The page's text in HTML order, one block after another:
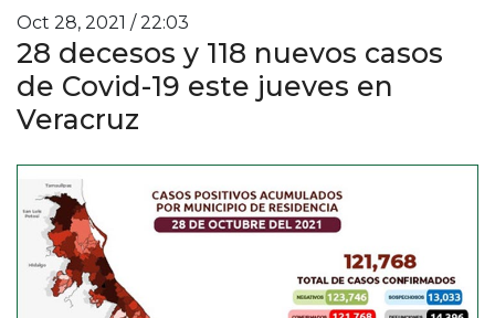
Oct 28, 2021 / 22:03
28 decesos y 118 nuevos casos
de Covid-19 este jueves en
Veracruz